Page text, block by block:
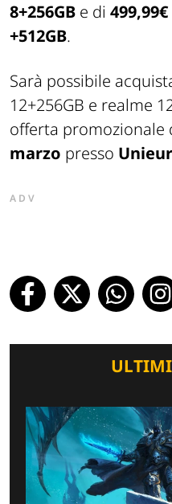
8+256GB e di 499,99€
+512GB.
Sarà possibile
12+256GB e realme
offerta promozionale
marzo presso
ADV